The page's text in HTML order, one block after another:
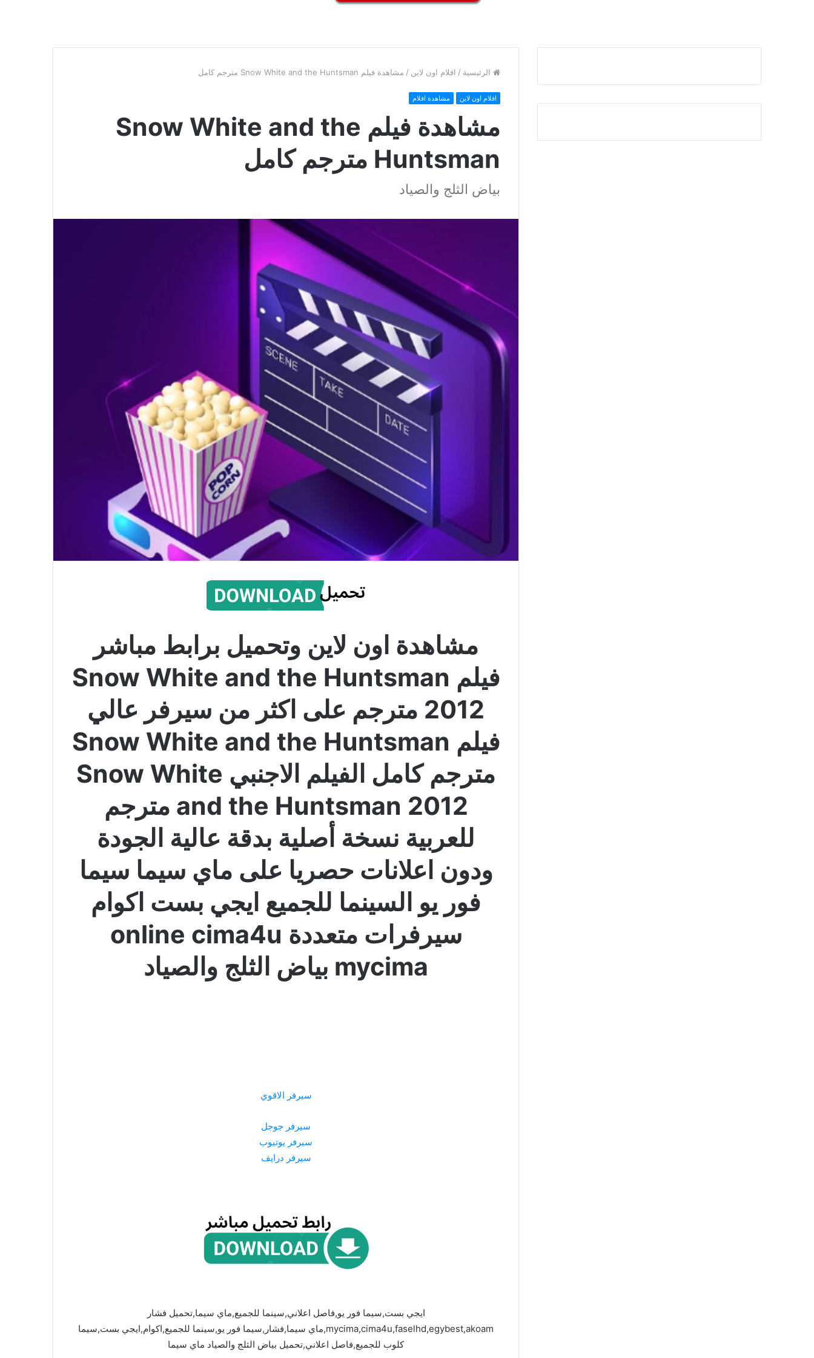
الرئيسية / افلام اون لاين / مشاهدة فيلم Snow White and the Huntsman مترجم كامل
افلام اون لاين مشاهدة افلام
مشاهدة فيلم Snow White and the
Huntsman مترجم كامل
بياض الثلج والصياد
مشاهدة اون لاين وتحميل برابط مباشر
فيلم Snow White and the Huntsman
2012 مترجم على اكثر من سيرفر عالي
فيلم Snow White and the Huntsman
مترجم كامل الفيلم الاجنبي Snow White
and the Huntsman 2012 مترجم
للعربية نسخة أصلية بدقة عالية الجودة
ودون اعلانات حصريا على ماي سيما سيما
فور يو السينما للجميع ايجي بست اكوام
سيرفرات متعددة online cima4u
mycima بياض الثلج والصياد
سيرفر الاقوي
سيرفر جوجل
سيرفر يوتيوب
سيرفر درايف
ايجي بست,سيما فور يو,فاصل اعلاني,سينما للجميع,ماي سيما,تحميل فشار
mycima,cima4u,faselhd,egybest,akoam,ماي سيما,فشار,سيما فور يو,سينما للجميع,اكوام,ايجي بست,سيما
كلوب للجميع,فاصل اعلاني,تحميل بياض الثلج والصياد ماي سيما